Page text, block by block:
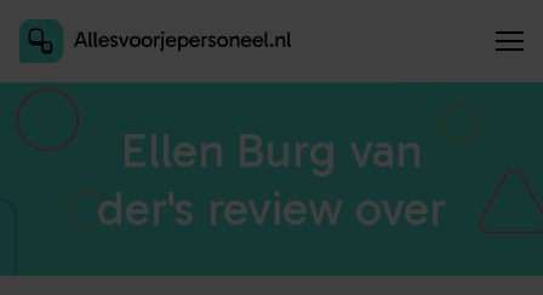
Ellen Burg van
der's review over